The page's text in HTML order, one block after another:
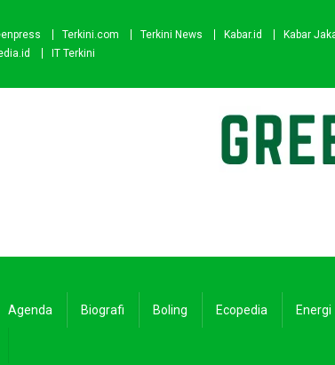
Terkini.com Terkini News Kabar.id
Kabar
IT Terkini
Agenda Biografi Boling Ecopedia Energi